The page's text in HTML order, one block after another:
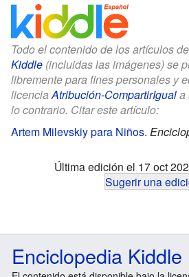
Todo el contenido de los artículos
Kiddle (incluidas las imágenes) se
libremente para fines personales y
licenciaAtribución-CompartirIguala
lo contrario. Citar este artículo:
Artem Milevskiy para Niños.
Última edición el 17 oct
Sugerir una
Enciclopedia Kiddle